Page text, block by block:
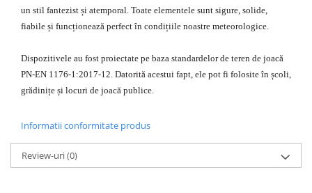
un stil fantezist și atemporal. Toate elementele sunt sigure, solide,
fiabile și funcționează perfect în condițiile noastre meteorologice.
Dispozitivele au fost proiectate pe baza standardelor de teren de joacă
PN-EN 1176-1:2017-12. Datorită acestui fapt, ele pot fi folosite în școli,
grădinițe și locuri de joacă publice.
Informatii conformitate produs
Review-uri(0)